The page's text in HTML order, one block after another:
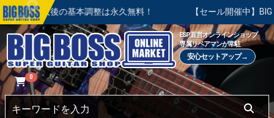
購入後の基本調整は永久無料！ 【セール開催中】BIG
ESP直営オンラインショップ
専属リペアマンが常駐
安心セットアップ→
0